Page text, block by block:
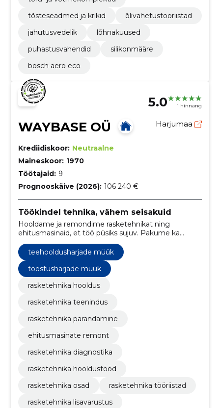
tõsteseadmed ja krikid
õlivahetustööriistad
jahutusvedelik
lõhnakuused
puhastusvahendid
silikonmääre
bosch aero eco
5.0 1 hinnang
WAYBASE OÜ Harjumaa
Krediidiskoor: Neutraalne
Maineskoor: 1970
Töötajaid: 9
Prognooskäive (2026): 106 240 €
Töökindel tehnika, vähem seisakuid
Hooldame ja remondime rasketehnikat ning
ehitusmasinaid, et töö püsiks sujuv. Pakume ka
kommunaaltehnikale.
teehooldusharjade müük
tööstusharjade müük
rasketehnika hooldus
rasketehnika teenindus
rasketehnika parandamine
ehitusmasinate remont
rasketehnika diagnostika
rasketehnika hooldustööd
rasketehnika osad
rasketehnika tööriistad
rasketehnika lisavarustus